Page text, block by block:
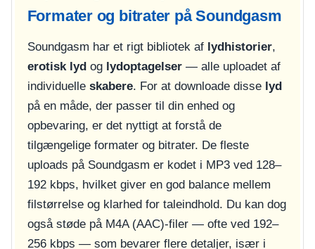
Formater og bitrater på Soundgasm
Soundgasm har et rigt bibliotek af lydhistorier,
erotisk lydog lydoptagelser— alle uploadet af
individuelle skabere. For at downloade disse lyd
på en måde, der passer til din enhed og
opbevaring, er det nyttigt at forstå de
tilgængelige formater og bitrater. De fleste
uploads på Soundgasm er kodet i MP3 ved 128–
192 kbps, hvilket giver en god balance mellem
filstørrelse og klarhed for taleindhold. Du kan dog
også støde på M4A (AAC)-filer — ofte ved 192–
256 kbps — som bevarer flere detaljer, især i